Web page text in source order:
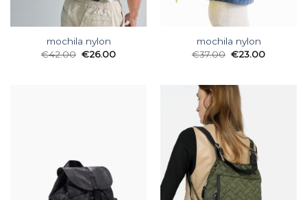
mochila nylon
€42.00 €26.00
mochila nylon
€37.00 €23.00